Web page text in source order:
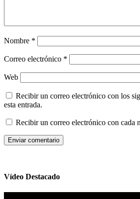
Nombre *
Correo electrónico *
Web
Recibir un correo electrónico con los
esta entrada.
Recibir un correo electrónico con cada
Vídeo Destacado